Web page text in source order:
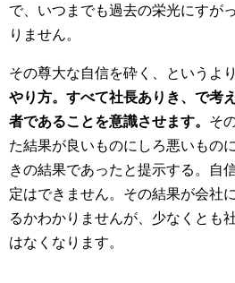
で、いつまでも過去の栄光にすが
りません。
その尊大な自信を砕く、というより
やり方。すべて社長ありき、で考
者であることを意識させます。 そ
た結果が良いものにしろ悪いもの
きの結果であったと提示する。自
定はできません。その結果が会社
るかわかりませんが、少なくとも
はなくなります。